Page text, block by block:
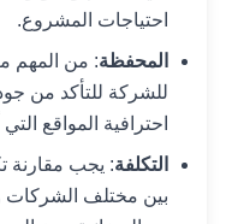
احتياجات المشروع.
المحفظة: من المهم
للشركة للتأكد من
احترافية المواقع التي
التكلفة: يجب مقارنة
بين مختلف الشركات